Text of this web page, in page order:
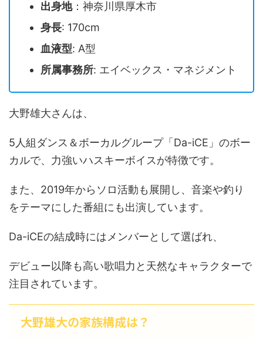
出身地：神奈川県厚木市
身長: 170cm
血液型: A型
所属事務所: エイベックス・マネジメント
大野雄大さんは、
5人組ダンス＆ボーカルグループ「Da-iCE」のボー
カルで、力強いハスキーボイスが特徴です。
また、2019年からソロ活動も展開し、音楽や釣り
をテーマにした番組にも出演しています。
Da-iCEの結成時にはメンバーとして選ばれ、
デビュー以降も高い歌唱力と天然なキャラクターで
注目されています。
大野雄大の家族構成は？